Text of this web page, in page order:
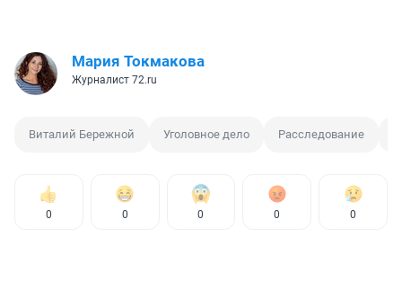
Мария Токмакова
Журналист 72.ru
Виталий Бережной Уголовное дело Расследование
0 0 0 0 0